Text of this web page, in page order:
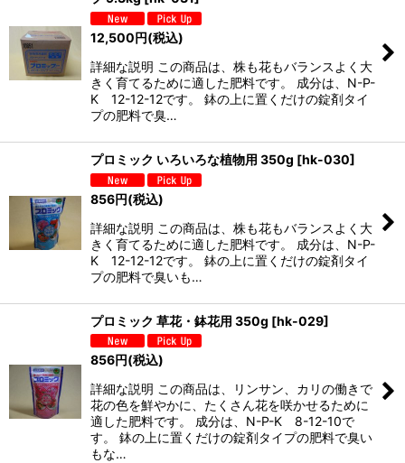
12,500円(税込)
詳細な説明 この商品は、株も花もバランスよく大
きく育てるために適した肥料です。 成分は、N-P-
K 12-12-12です。 鉢の上に置くだけの錠剤タイ
プの肥料で臭…
プロミック いろいろな植物用 350g [hk-030]
856円(税込)
詳細な説明 この商品は、株も花もバランスよく大
きく育てるために適した肥料です。 成分は、N-P-
K 12-12-12です。 鉢の上に置くだけの錠剤タイ
プの肥料で臭いも…
プロミック 草花・鉢花用 350g [hk-029]
856円(税込)
詳細な説明 この商品は、リンサン、カリの働きで
花の色を鮮やかに、たくさん花を咲かせるために
適した肥料です。 成分は、N-P-K 8-12-10で
す。 鉢の上に置くだけの錠剤タイプの肥料で臭い
もな…